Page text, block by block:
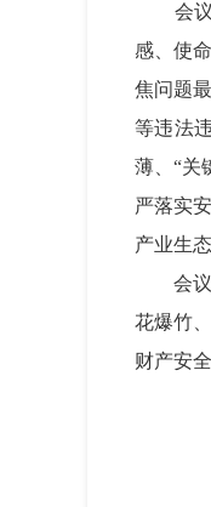
会议指
感、使
焦问题
等违法
薄、“关
严落实
产业生态
会议强
花爆竹
财产安